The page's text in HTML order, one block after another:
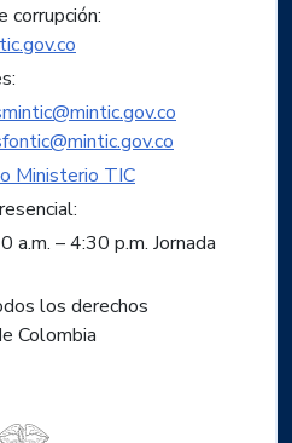
corrupción:
Ministerio TIC
a.m. – 4:30 p.m. Jornada
los derechos
Colombia